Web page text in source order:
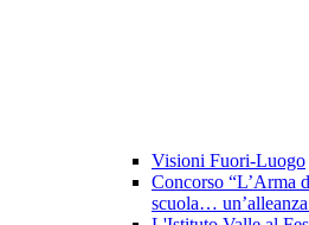
Visioni Fuori-Luogo
Concorso “L’Arma
scuola…